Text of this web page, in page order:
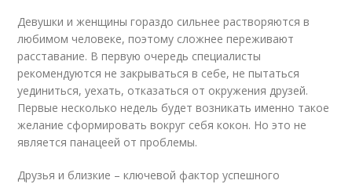
Девушки и женщины гораздо сильнее растворяются в
любимом человеке, поэтому сложнее переживают
расставание. В первую очередь специалисты
рекомендуются не закрываться в себе, не пытаться
уединиться, уехать, отказаться от окружения друзей.
Первые несколько недель будет возникать именно такое
желание сформировать вокруг себя кокон. Но это не
является панацеей от проблемы.
Друзья и близкие – ключевой фактор успешного